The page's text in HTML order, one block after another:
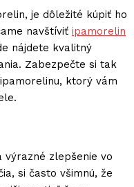
je dôležité kúpiť ho
navštíviť ipamorelin
nájdete kvalitný
Zabezpečte si tak
ktorý vám
výrazné zlepšenie vo
si často všimnú, že